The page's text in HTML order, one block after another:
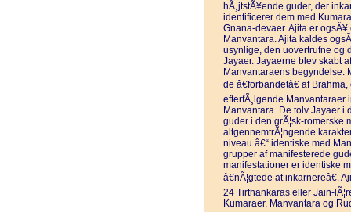
hÃ¸jtstÃ¥ende guder, der
identificerer dem med
Gnana-devaer. Ajita er
Manvantara. Ajita kaldes
usynlige, den uovertrufne og
Jayaer. Jayaerne blev skabt
Manvantaraens begyndelse.
de â€forbandetâ€ af
efterfÃ¸lgende Manvantaraer
Manvantara. De tolv Jayaer i
guder i den grÃ¦sk-romerske
altgennemtrÃ¦ngende
niveau â€“ identiske med
grupper af manifesterede
manifestationer er identiske
â€nÃ¦gtede at
24 Tirthankaras eller Jain-
Kumaraer, Manvantara og